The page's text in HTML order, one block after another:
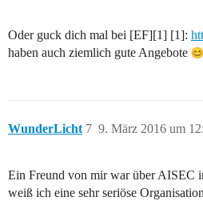
Oder guck dich mal bei [EF][1] [1]:
haben auch ziemlich gute Angebote
WunderLicht 9. März 2016 um
7
Ein Freund von mir war über AISEC
weiß ich eine sehr seriöse